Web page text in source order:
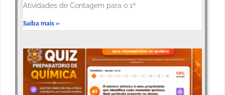
Atividades de Contagem para o 1º
Saiba mais »